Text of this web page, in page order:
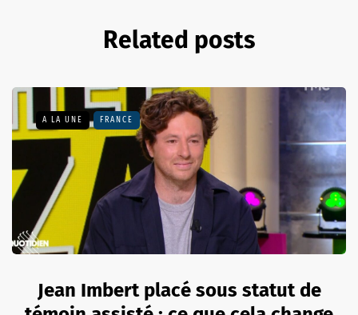
Related posts
A LA UNE FRANCE
Jean Imbert placé sous statut de